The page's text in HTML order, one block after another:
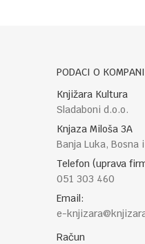
PODACI O
Knjižara Kultura
Sladaboni d.o.o.
Knjaza Miloša 3A
Banja Luka, Bosna
Telefon (uprava
051 303 460
Email:
e-
Račun